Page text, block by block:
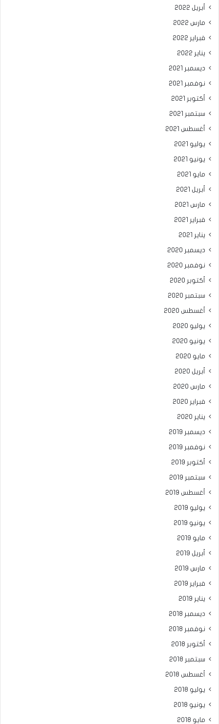
أبريل 2022
مارس 2022
فبراير 2022
يناير 2022
ديسمبر 2021
نوفمبر 2021
أكتوبر 2021
سبتمبر 2021
أغسطس 2021
يوليو 2021
يونيو 2021
مايو 2021
أبريل 2021
مارس 2021
فبراير 2021
يناير 2021
ديسمبر 2020
نوفمبر 2020
أكتوبر 2020
سبتمبر 2020
أغسطس 2020
يوليو 2020
يونيو 2020
مايو 2020
أبريل 2020
مارس 2020
فبراير 2020
يناير 2020
ديسمبر 2019
نوفمبر 2019
أكتوبر 2019
سبتمبر 2019
أغسطس 2019
يوليو 2019
يونيو 2019
مايو 2019
أبريل 2019
مارس 2019
فبراير 2019
يناير 2019
ديسمبر 2018
نوفمبر 2018
أكتوبر 2018
سبتمبر 2018
أغسطس 2018
يوليو 2018
يونيو 2018
مايو 2018